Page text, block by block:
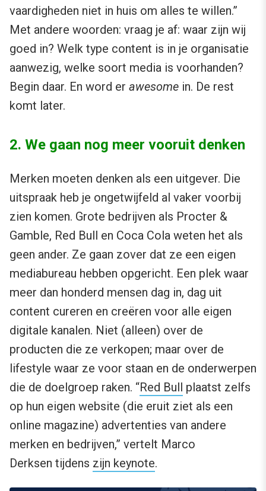
vaardigheden niet in huis om alles te willen.”
Met andere woorden: vraag je af: waar zijn wij
goed in? Welk type content is in je organisatie
aanwezig, welke soort media is voorhanden?
Begin daar. En word er awesome in. De rest
komt later.
2. We gaan nog meer vooruit denken
Merken moeten denken als een uitgever. Die
uitspraak heb je ongetwijfeld al vaker voorbij
zien komen. Grote bedrijven als Procter &
Gamble, Red Bull en Coca Cola weten het als
geen ander. Ze gaan zover dat ze een eigen
mediabureau hebben opgericht. Een plek waar
meer dan honderd mensen dag in, dag uit
content cureren en creëren voor alle eigen
digitale kanalen. Niet (alleen) over de
producten die ze verkopen; maar over de
lifestyle waar ze voor staan en de onderwerpen
die de doelgroep raken. “Red Bull plaatst zelfs
op hun eigen website (die eruit ziet als een
online magazine) advertenties van andere
merken en bedrijven,” vertelt Marco
Derksen tijdens zijn keynote.